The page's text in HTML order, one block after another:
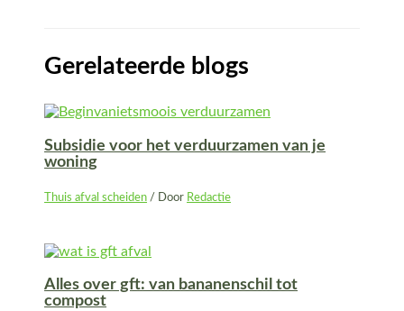
Gerelateerde blogs
Subsidie voor het verduurzamen van je
woning
Thuis afval scheiden / Door Redactie
Alles over gft: van bananenschil tot
compost